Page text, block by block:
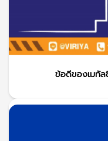
ข้อดีของเมทัล